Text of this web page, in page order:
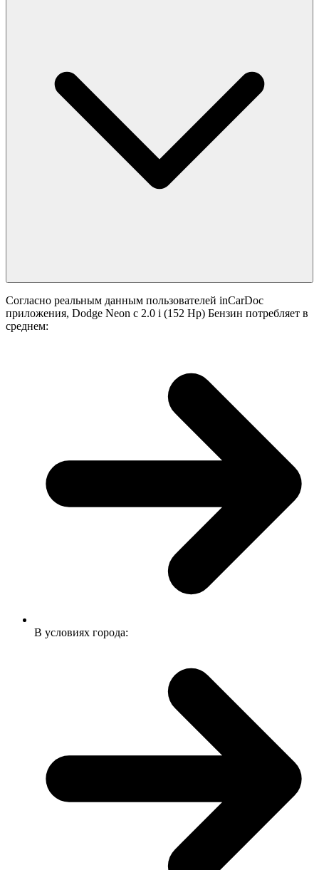
Согласно реальным данным пользователей inCarDoc
приложения, Dodge Neon с 2.0 i (152 Hp) Бензин потребляет в
среднем:
В условиях города: